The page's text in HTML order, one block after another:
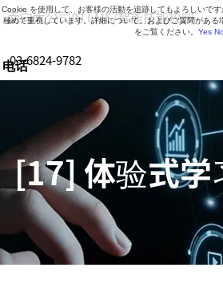
电话
03-6824-9782
面向大公司的 LMS/智能技能校园
[17] 体验式学
Cookie を使用して、お客様の活動を追跡してもよろしいで
極めて重視しています。詳細について、およびご質問がある
をご覧ください。 Yes No